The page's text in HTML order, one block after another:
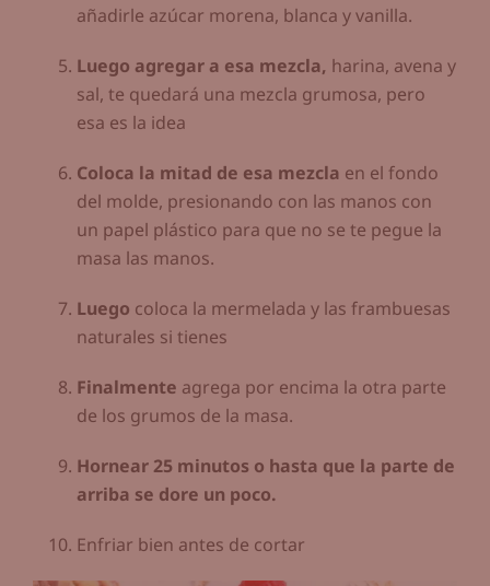
añadirle azúcar morena, blanca y vanilla.
Luego agregar a esa mezcla, harina, avena y
sal, te quedará una mezcla grumosa, pero
esa es la idea
Coloca la mitad de esa mezcla en el fondo
del molde, presionando con las manos con
un papel plástico para que no se te pegue la
masa las manos.
Luego coloca la mermelada y las frambuesas
naturales si tienes
Finalmente agrega por encima la otra parte
de los grumos de la masa.
Hornear 25 minutos o hasta que la parte de
arriba se dore un poco.
Enfriar bien antes de cortar